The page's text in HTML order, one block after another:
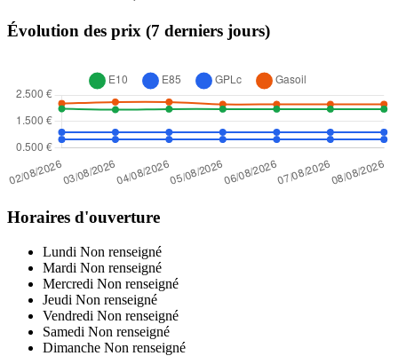
Évolution des prix (7 derniers jours)
Horaires d'ouverture
Lundi Non renseigné
Mardi Non renseigné
Mercredi Non renseigné
Jeudi Non renseigné
Vendredi Non renseigné
Samedi Non renseigné
Dimanche Non renseigné